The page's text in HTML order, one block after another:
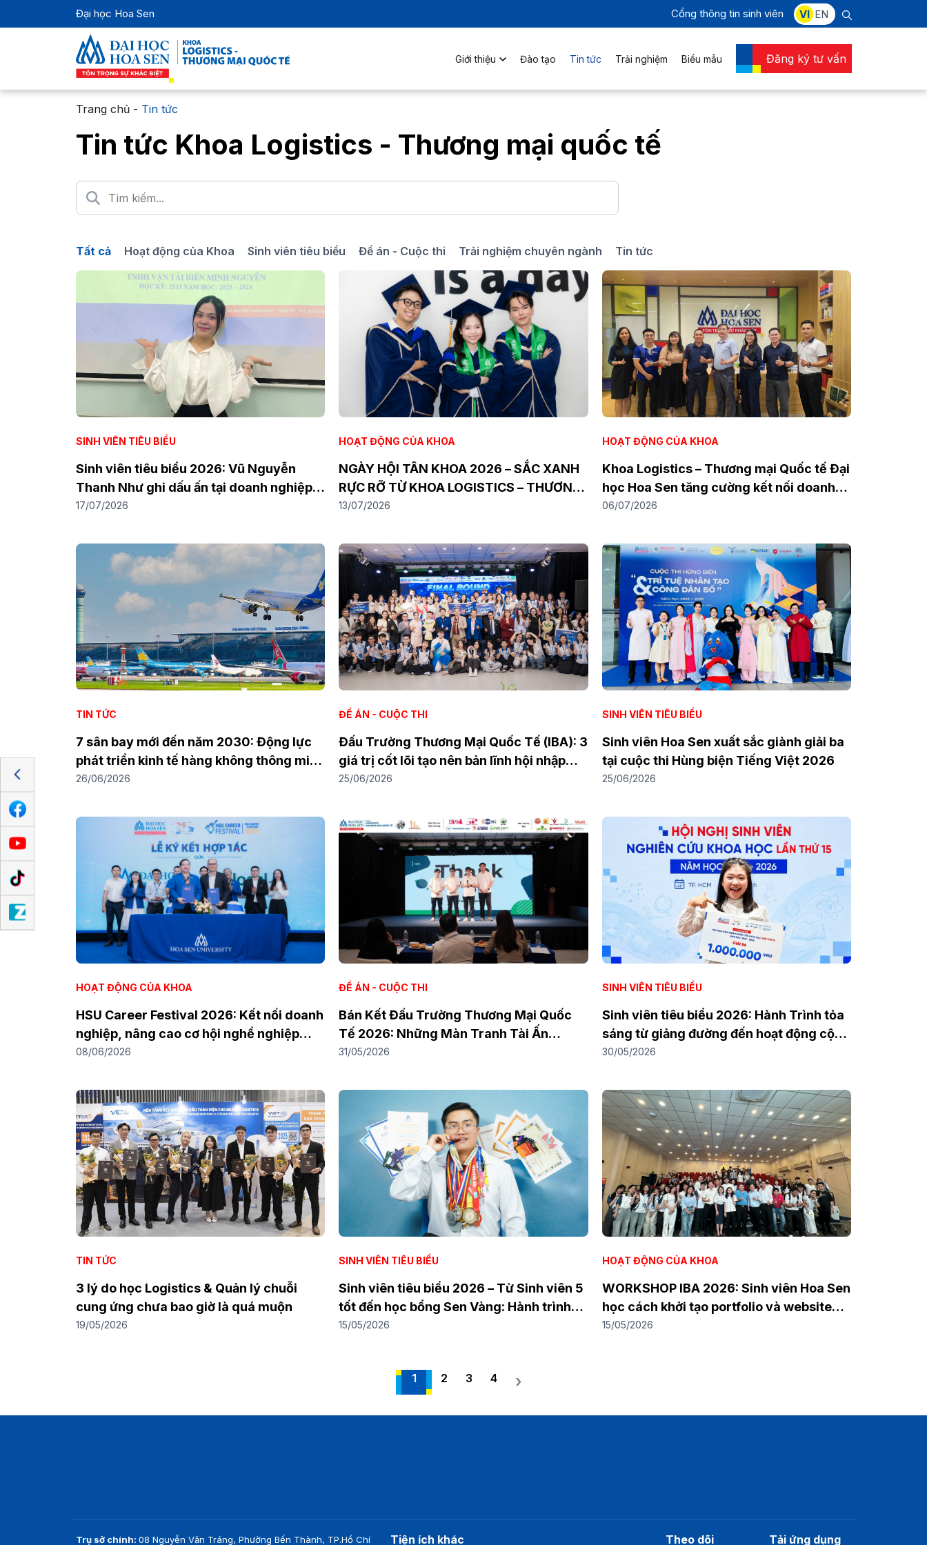
Đại học Hoa Sen Cổng thông tin sinh viên VI EN
Giới thiệu Đào tạo Tin tức Trải nghiệm Biểu mẫu Đăng ký tư vấn
Trang chủ- Tin tức
Tin tức Khoa Logistics - Thương mại quốc tế
Tất cả Hoạt động của Khoa Sinh viên tiêu biểu Đề án - Cuộc thi Trải nghiệm chuyên ngành Tin tức
SINH VIÊN TIÊU BIỂU
Sinh viên tiêu biểu 2026: Vũ Nguyễn
Thanh Như ghi dấu ấn tại doanh nghiệp
bằng năng lực và tinh thần trách nhiệm
17/07/2026
HOẠT ĐỘNG CỦA KHOA
NGÀY HỘI TÂN KHOA 2026 – SẮC XANH
RỰC RỠ TỪ KHOA LOGISTICS – THƯƠNG
MẠI QUỐC TẾ
13/07/2026
HOẠT ĐỘNG CỦA KHOA
Khoa Logistics – Thương mại Quốc tế Đại
học Hoa Sen tăng cường kết nối doanh
nghiệp, nâng cao trải nghiệm thực tiễn
06/07/2026
TIN TỨC
7 sân bay mới đến năm 2030: Động lực
phát triển kinh tế hàng không thông minh
và cơ hội cho nhân lực tương lai
26/06/2026
ĐỀ ÁN - CUỘC THI
Đấu Trường Thương Mại Quốc Tế (IBA): 3
giá trị cốt lõi tạo nên bản lĩnh hội nhập
của sinh viên Kinh doanh quốc tế
25/06/2026
SINH VIÊN TIÊU BIỂU
Sinh viên Hoa Sen xuất sắc giành giải ba
tại cuộc thi Hùng biện Tiếng Việt 2026
25/06/2026
HOẠT ĐỘNG CỦA KHOA
HSU Career Festival 2026: Kết nối doanh
nghiệp, nâng cao cơ hội nghề nghiệp
ngành Logistics
08/06/2026
ĐỀ ÁN - CUỘC THI
Bán Kết Đấu Trường Thương Mại Quốc
Tế 2026: Những Màn Tranh Tài Ấn
Tượng Từ Các Đội Thi Xuất Sắc
31/05/2026
SINH VIÊN TIÊU BIỂU
Sinh viên tiêu biểu 2026: Hành Trình tỏa
sáng từ giảng đường đến hoạt động cộng
đồng của Nguyễn Dương Thị Anh Thư
30/05/2026
TIN TỨC
3 lý do học Logistics & Quản lý chuỗi
cung ứng chưa bao giờ là quá muộn
19/05/2026
SINH VIÊN TIÊU BIỂU
Sinh viên tiêu biểu 2026 – Từ Sinh viên 5
tốt đến học bổng Sen Vàng: Hành trình
nhiều dấu ấn của Đào Xuân Khang
15/05/2026
HOẠT ĐỘNG CỦA KHOA
WORKSHOP IBA 2026: Sinh viên Hoa Sen
học cách khởi tạo portfolio và website
kinh doanh online với tên miền ID.VN
15/05/2026
1 2 3 4 ›
Trụ sở chính: 08 Nguyễn Văn Tráng, Phường Bến Thành, TP.Hồ Chí Tiện ích khác Theo dõi Tải ứng dụng